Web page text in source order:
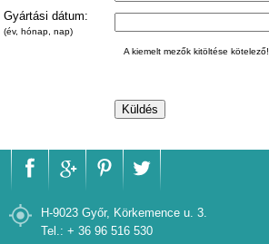
Gyártási dátum:
(év, hónap, nap)
A kiemelt mezők kitöltése kötelező!
H-9023 Győr, Körkemence u. 3.
Tel.: + 36 96 516 530